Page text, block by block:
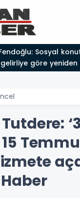
göre yeniden
Videolu Haber